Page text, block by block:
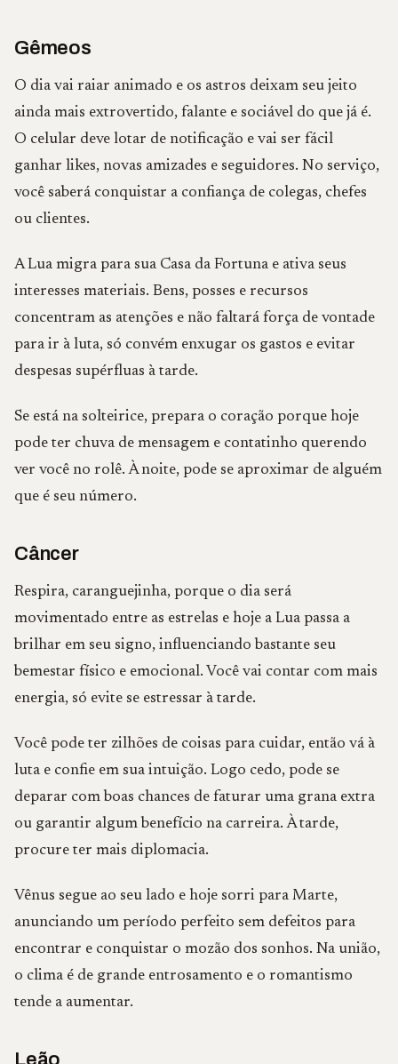
Gêmeos
O dia vai raiar animado e os astros deixam seu jeito
ainda mais extrovertido, falante e sociável do que já é.
O celular deve lotar de notificação e vai ser fácil
ganhar likes, novas amizades e seguidores. No serviço,
você saberá conquistar a confiança de colegas, chefes
ou clientes.
A Lua migra para sua Casa da Fortuna e ativa seus
interesses materiais. Bens, posses e recursos
concentram as atenções e não faltará força de vontade
para ir à luta, só convém enxugar os gastos e evitar
despesas supérfluas à tarde.
Se está na solteirice, prepara o coração porque hoje
pode ter chuva de mensagem e contatinho querendo
ver você no rolê. À noite, pode se aproximar de alguém
que é seu número.
Câncer
Respira, caranguejinha, porque o dia será
movimentado entre as estrelas e hoje a Lua passa a
brilhar em seu signo, influenciando bastante seu
bemestar físico e emocional. Você vai contar com mais
energia, só evite se estressar à tarde.
Você pode ter zilhões de coisas para cuidar, então vá à
luta e confie em sua intuição. Logo cedo, pode se
deparar com boas chances de faturar uma grana extra
ou garantir algum benefício na carreira. À tarde,
procure ter mais diplomacia.
Vênus segue ao seu lado e hoje sorri para Marte,
anunciando um período perfeito sem defeitos para
encontrar e conquistar o mozão dos sonhos. Na união,
o clima é de grande entrosamento e o romantismo
tende a aumentar.
Leão